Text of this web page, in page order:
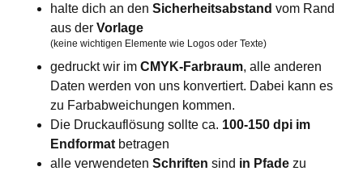
halte dich an den Sicherheitsabstand vom Rand
aus der Vorlage
(keine wichtigen Elemente wie Logos oder Texte)
gedruckt wir im CMYK-Farbraum, alle anderen
Daten werden von uns konvertiert. Dabei kann es
zu Farbabweichungen kommen.
Die Druckauflösung sollte ca. 100-150 dpi im
Endformat betragen
alle verwendeten Schriften sind in Pfade zu